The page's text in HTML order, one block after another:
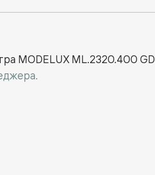
MODELUX ML.2320.400 GD